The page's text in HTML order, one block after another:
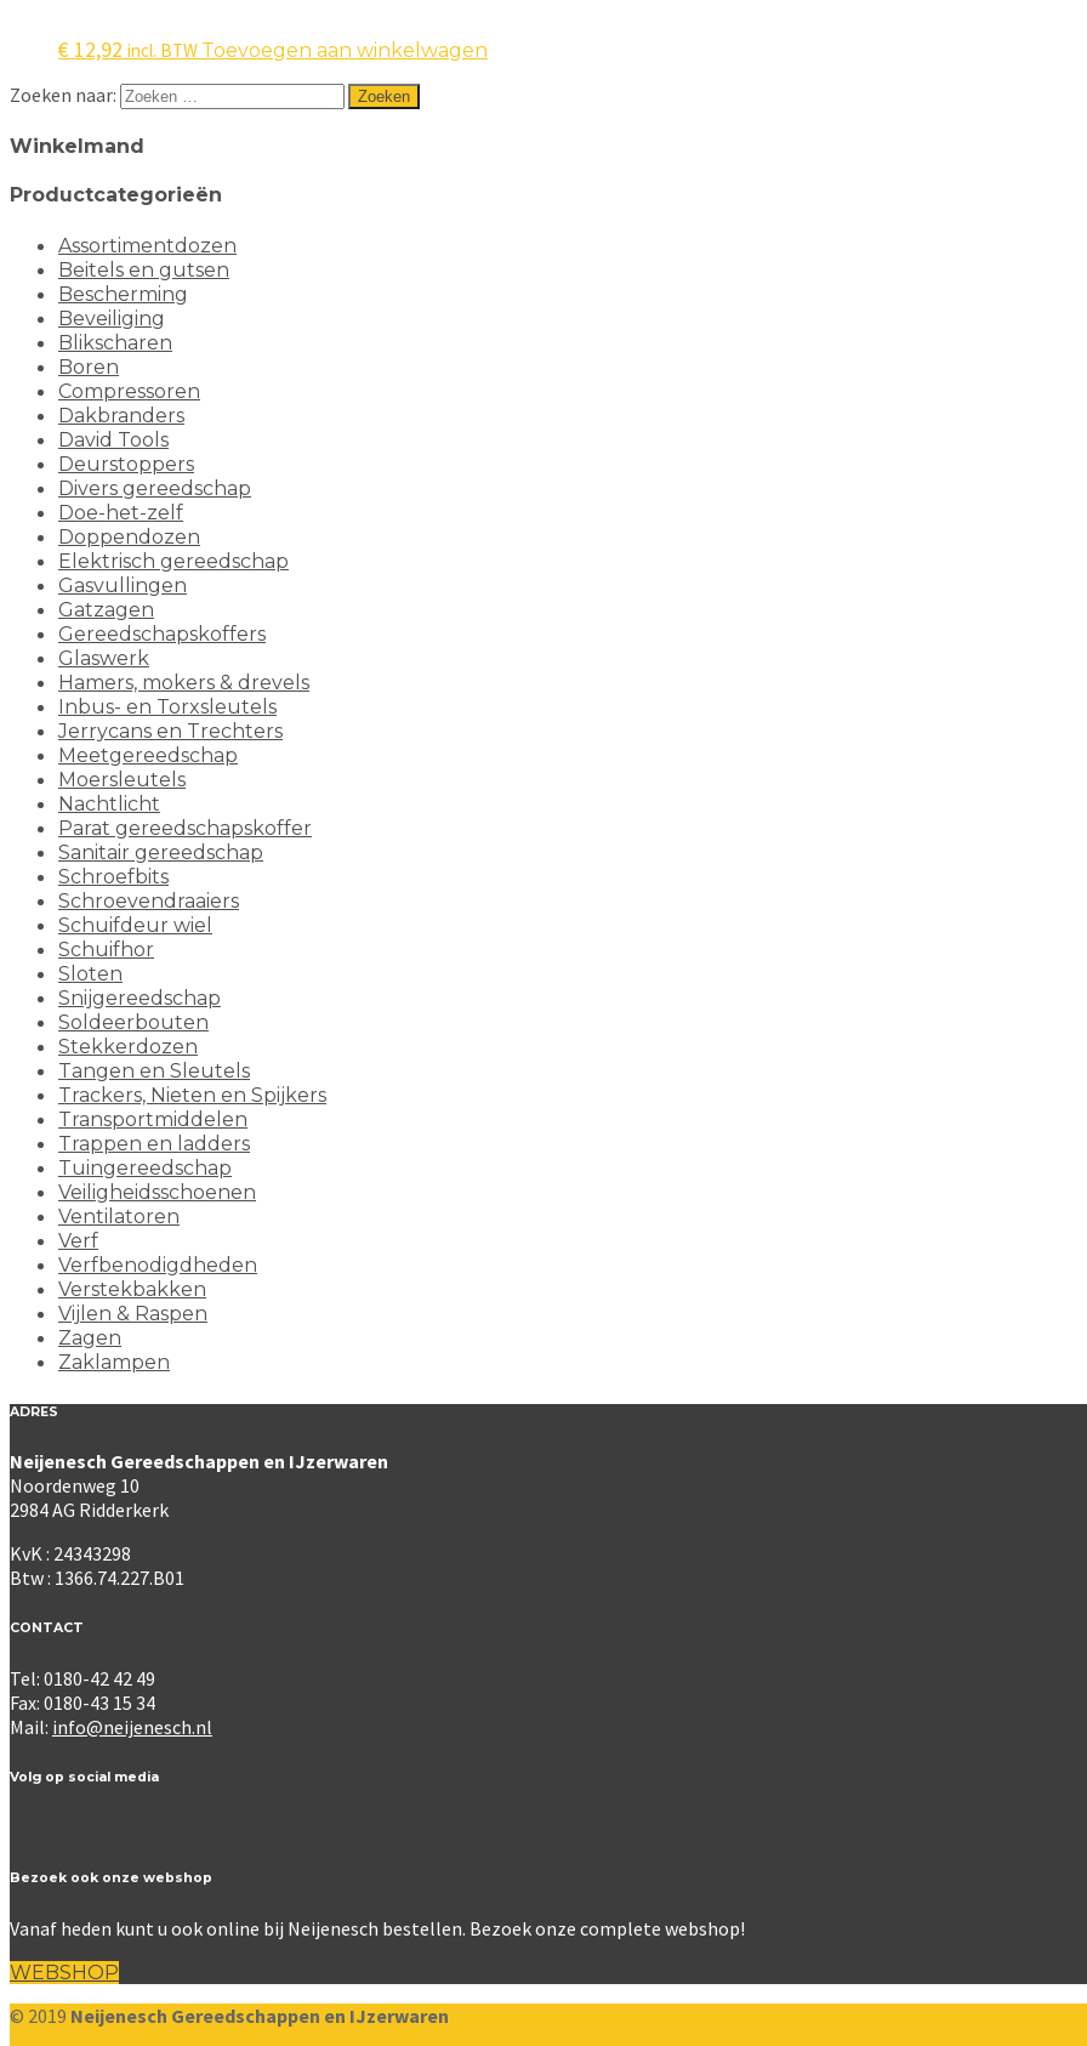
€ 12,92 incl. BTW Toevoegen aan winkelwagen
Zoeken naar:
Winkelmand
Productcategorieën
Assortimentdozen
Beitels en gutsen
Bescherming
Beveiliging
Blikscharen
Boren
Compressoren
Dakbranders
David Tools
Deurstoppers
Divers gereedschap
Doe-het-zelf
Doppendozen
Elektrisch gereedschap
Gasvullingen
Gatzagen
Gereedschapskoffers
Glaswerk
Hamers, mokers & drevels
Inbus- en Torxsleutels
Jerrycans en Trechters
Meetgereedschap
Moersleutels
Nachtlicht
Parat gereedschapskoffer
Sanitair gereedschap
Schroefbits
Schroevendraaiers
Schuifdeur wiel
Schuifhor
Sloten
Snijgereedschap
Soldeerbouten
Stekkerdozen
Tangen en Sleutels
Trackers, Nieten en Spijkers
Transportmiddelen
Trappen en ladders
Tuingereedschap
Veiligheidsschoenen
Ventilatoren
Verf
Verfbenodigdheden
Verstekbakken
Vijlen & Raspen
Zagen
Zaklampen
ADRES
Neijenesch Gereedschappen en IJzerwaren
Noordenweg 10
2984 AG Ridderkerk
KvK : 24343298
Btw : 1366.74.227.B01
CONTACT
Tel: 0180-42 42 49
Fax: 0180-43 15 34
Mail: info@neijenesch.nl
Volg op social media
Bezoek ook onze webshop
Vanaf heden kunt u ook online bij Neijenesch bestellen. Bezoek onze complete webshop!
WEBSHOP
© 2019 Neijenesch Gereedschappen en IJzerwaren